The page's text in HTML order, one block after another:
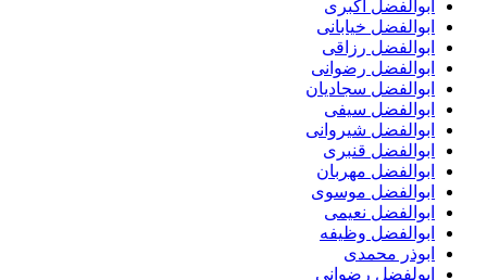
ابوالفضل اکبری
ابوالفضل خیابانی
ابوالفضل رزاقی
ابوالفضل رضوانی
ابوالفضل سجادیان
ابوالفضل سیفی
ابوالفضل شیروانی
ابوالفضل قنبری
ابوالفضل مهربان
ابوالفضل موسوی
ابوالفضل نعیمی
ابوالفضل وظیفه
ابوذر محمدی
ابولفضل رضوانی